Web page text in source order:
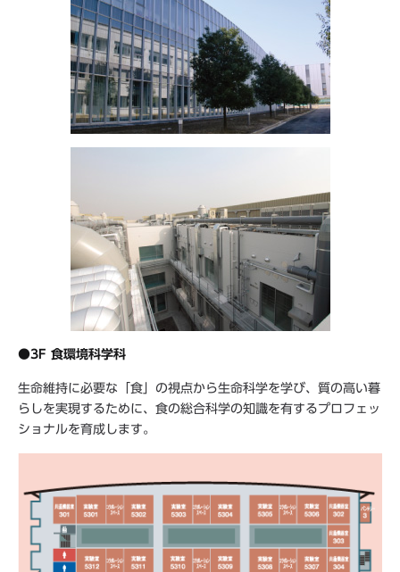
●3F 食環境科学科
生命維持に必要な「食」の視点から生命科学を学び、質の高い暮
らしを実現するために、食の総合科学の知識を有するプロフェッ
ショナルを育成します。